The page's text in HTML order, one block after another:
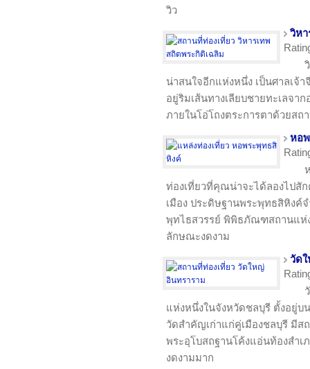
วิว
วิห
น่าสนใจอีกแห่งหนึ่ง เป็นศาลเจ้
อยู่ริมเส้นทางเลียบชายทะเลจา
ภายในโอ่โถงตระการตาด้วยสถ
หอ
ท่องเที่ยวที่คุณน่าจะได้ลองไปสั
เมือง ประดิษฐานพระพุทธสิหิงค์
พุทไธสวรรย์ พิพิธภัณฑสถานแห่
ลักษณะงดงาม
วัด
แห่งหนึ่งในจังหวัดชลบุรี ตั้งอยู่บ
วัดสำคัญเก่าแก่คู่เมืองชลบุรี มี
พระอุโบสถฐานโค้งแอ่นท้องสำ
งดงามมาก